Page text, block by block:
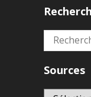
Rechercher :
Sources